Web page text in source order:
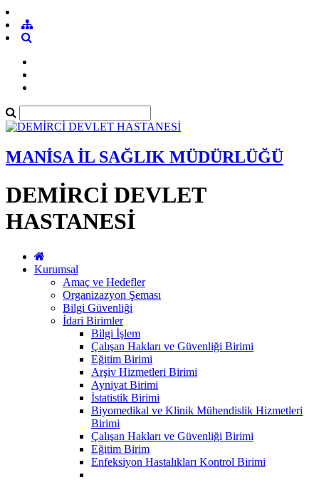
MANİSA İL SAĞLIK MÜDÜRLÜĞÜ
DEMİRCİ DEVLET
HASTANESİ
Kurumsal
Amaç ve Hedefler
Organizazyon Şeması
Bilgi Güvenliği
İdari Birimler
Bilgi İşlem
Çalışan Hakları ve Güvenliği Birimi
Eğitim Birimi
Arşiv Hizmetleri Birimi
Ayniyat Birimi
İstatistik Birimi
Biyomedikal ve Klinik Mühendislik Hizmetleri
Birimi
Çalışan Hakları ve Güvenliği Birimi
Eğitim Birim
Enfeksiyon Hastalıkları Kontrol Birimi